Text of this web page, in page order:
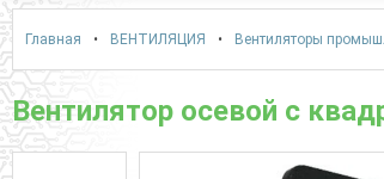
Главная • ВЕНТИЛЯЦИЯ • Вентиляторы
Вентилятор осевой с